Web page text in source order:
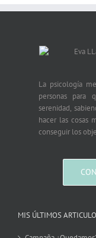
La psicología
personas para
serenidad,
hacer las cosas
conseguir los
MIS ÚLTIMOS